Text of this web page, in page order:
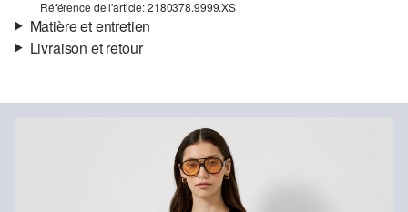
Référence de l'article: 2180378.9999.XS
Matière et entretien
Matière: coton mélangé
Livraison et retour
jours ouvrables. Pour une livraison standard, les frais d'expédition